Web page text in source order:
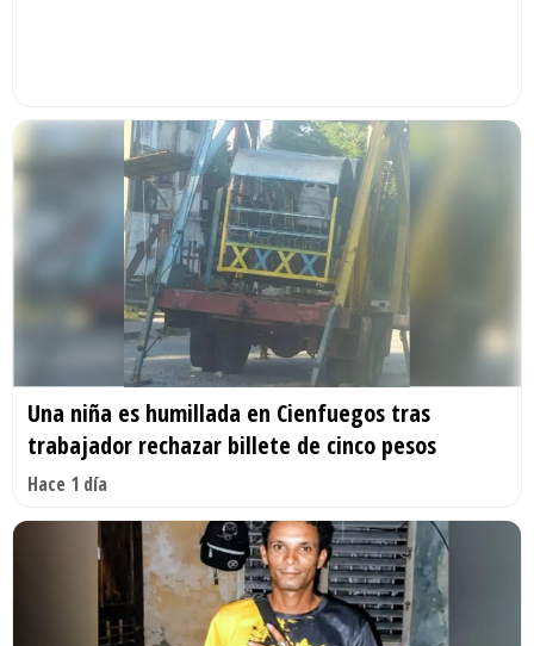
Una niña es humillada en Cienfuegos tras
trabajador rechazar billete de cinco pesos
Hace 1 día